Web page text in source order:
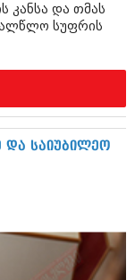
კანსა და თმას
სუფრის
და საიუბილეო